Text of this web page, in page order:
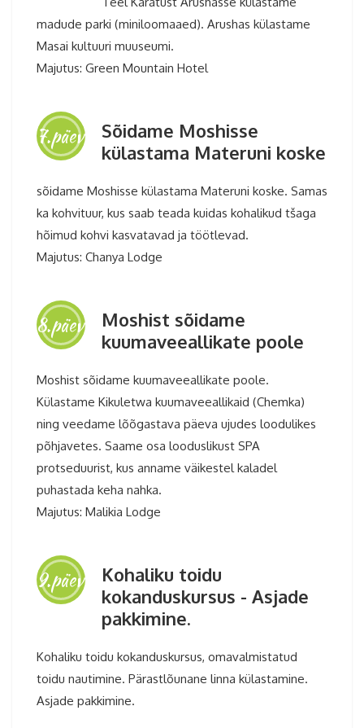
madude parki (miniloomaaed). Arushas külastame
Masai kultuuri muuseumi.
Majutus: Green Mountain Hotel
7.päev
Sõidame Moshisse
külastama Materuni koske
sõidame Moshisse külastama Materuni koske. Samas
ka kohvituur, kus saab teada kuidas kohalikud tšaga
hõimud kohvi kasvatavad ja töötlevad.
Majutus: Chanya Lodge
8.päev
Moshist sõidame
kuumaveeallikate poole
Moshist sõidame kuumaveeallikate poole.
Külastame Kikuletwa kuumaveeallikaid (Chemka)
ning veedame lõõgastava päeva ujudes loodulikes
põhjavetes. Saame osa looduslikust SPA
protseduurist, kus anname väikestel kaladel
puhastada keha nahka.
Majutus: Malikia Lodge
9.päev
Kohaliku toidu
kokanduskursus - Asjade
pakkimine.
Kohaliku toidu kokanduskursus, omavalmistatud
toidu nautimine. Pärastlõunane linna külastamine.
Asjade pakkimine.